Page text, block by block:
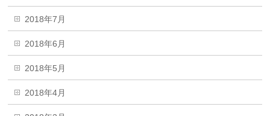
2018年7月
2018年6月
2018年5月
2018年4月